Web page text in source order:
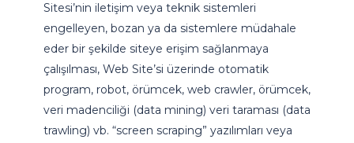
Sitesi’nin iletişim veya teknik sistemleri
engelleyen, bozan ya da sistemlere müdahale
eder bir şekilde siteye erişim sağlanmaya
çalışılması, Web Site’si üzerinde otomatik
program, robot, örümcek, web crawler, örümcek,
veri madenciliği (data mining) veri taraması (data
trawling) vb. “screen scraping” yazılımları veya